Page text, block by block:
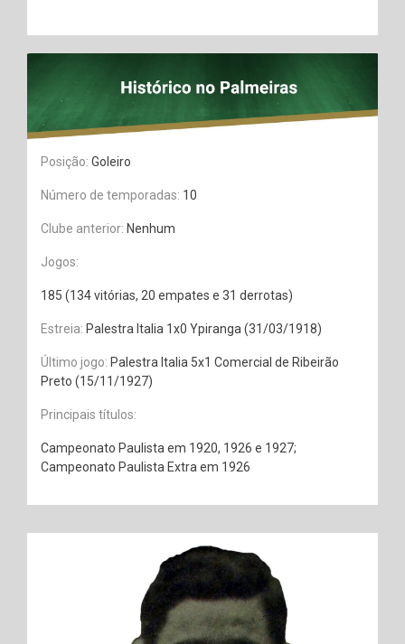
Posição: Goleiro
Número de temporadas: 10
Clube anterior: Nenhum
Jogos:
185 (134 vitórias, 20 empates e 31 derrotas)
Estreia: Palestra Italia 1x0 Ypiranga (31/03/1918)
Último jogo: Palestra Italia 5x1 Comercial de Ribeirão
Preto (15/11/1927)
Principais títulos:
Campeonato Paulista em 1920, 1926 e 1927;
Campeonato Paulista Extra em 1926